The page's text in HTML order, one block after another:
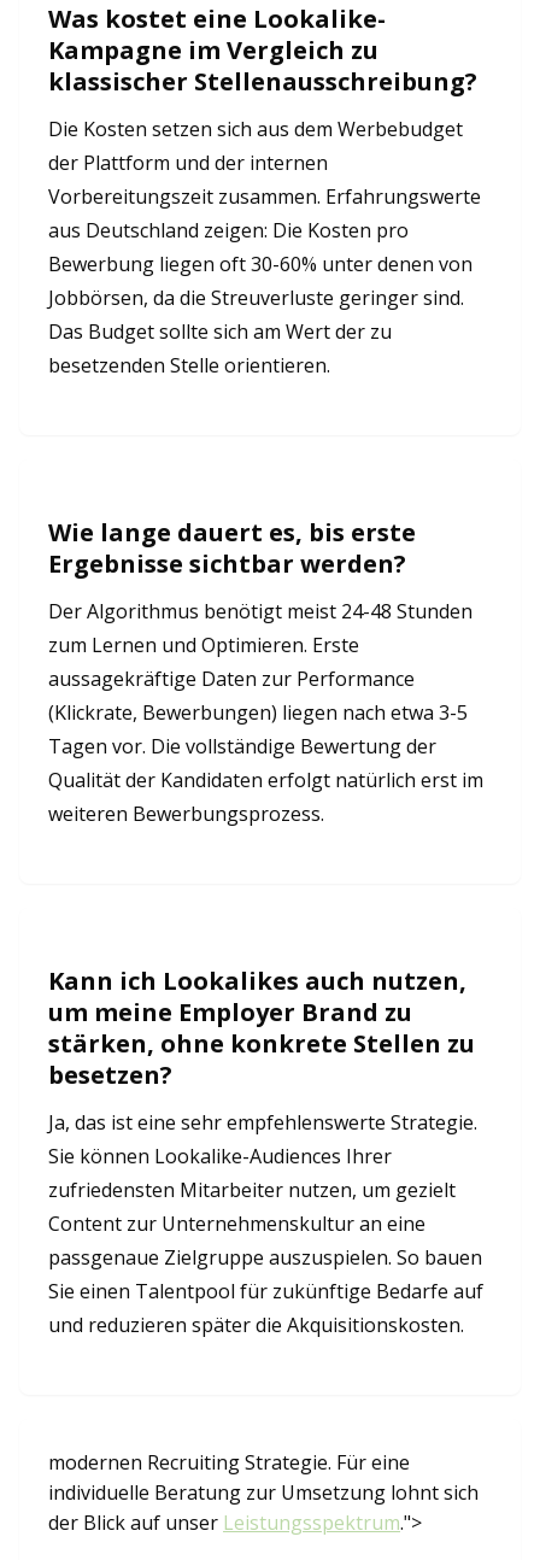
Was kostet eine Lookalike-
Kampagne im Vergleich zu
klassischer Stellenausschreibung?
Die Kosten setzen sich aus dem Werbebudget
der Plattform und der internen
Vorbereitungszeit zusammen. Erfahrungswerte
aus Deutschland zeigen: Die Kosten pro
Bewerbung liegen oft 30-60% unter denen von
Jobbörsen, da die Streuverluste geringer sind.
Das Budget sollte sich am Wert der zu
besetzenden Stelle orientieren.
Wie lange dauert es, bis erste
Ergebnisse sichtbar werden?
Der Algorithmus benötigt meist 24-48 Stunden
zum Lernen und Optimieren. Erste
aussagekräftige Daten zur Performance
(Klickrate, Bewerbungen) liegen nach etwa 3-5
Tagen vor. Die vollständige Bewertung der
Qualität der Kandidaten erfolgt natürlich erst im
weiteren Bewerbungsprozess.
Kann ich Lookalikes auch nutzen,
um meine Employer Brand zu
stärken, ohne konkrete Stellen zu
besetzen?
Ja, das ist eine sehr empfehlenswerte Strategie.
Sie können Lookalike-Audiences Ihrer
zufriedensten Mitarbeiter nutzen, um gezielt
Content zur Unternehmenskultur an eine
passgenaue Zielgruppe auszuspielen. So bauen
Sie einen Talentpool für zukünftige Bedarfe auf
und reduzieren später die Akquisitionskosten.
modernen Recruiting Strategie. Für eine
individuelle Beratung zur Umsetzung lohnt sich
der Blick auf unser Leistungsspektrum.">